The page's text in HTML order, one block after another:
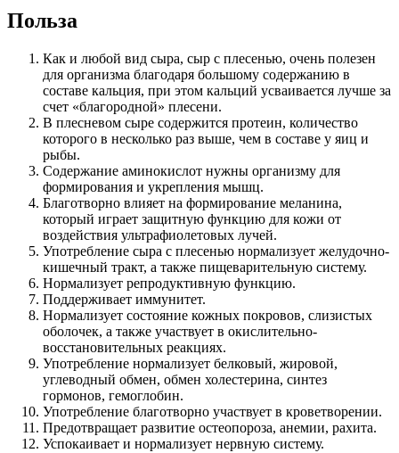
Польза
Как и любой вид сыра, сыр с плесенью, очень полезен
для организма благодаря большому содержанию в
составе кальция, при этом кальций усваивается лучше за
счет «благородной» плесени.
В плесневом сыре содержится протеин, количество
которого в несколько раз выше, чем в составе у яиц и
рыбы.
Содержание аминокислот нужны организму для
формирования и укрепления мышц.
Благотворно влияет на формирование меланина,
который играет защитную функцию для кожи от
воздействия ультрафиолетовых лучей.
Употребление сыра с плесенью нормализует желудочно-
кишечный тракт, а также пищеварительную систему.
Нормализует репродуктивную функцию.
Поддерживает иммунитет.
Нормализует состояние кожных покровов, слизистых
оболочек, а также участвует в окислительно-
восстановительных реакциях.
Употребление нормализует белковый, жировой,
углеводный обмен, обмен холестерина, синтез
гормонов, гемоглобин.
Употребление благотворно участвует в кроветворении.
Предотвращает развитие остеопороза, анемии, рахита.
Успокаивает и нормализует нервную систему.